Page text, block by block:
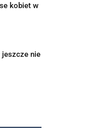
kobiet w
jeszcze nie